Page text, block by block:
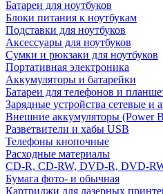
Батареи для ноутбуков
Блоки питания к ноутбукам
Подставки для ноутбуков
Аксессуары для ноутбуков
Сумки и рюкзаки для ноутбуков
Портативная электроника
Аккумуляторы и батарейки
Батареи для телефонов и
Зарядные устройства сетевые и
Внешние аккумуляторы (Power
Разветвители и хабы USB
Телефоны кнопочные
Расходные материалы
CD-R, CD-RW, DVD-R, DVD-
Бумага фото- и обычная
Картриджи для лазерных